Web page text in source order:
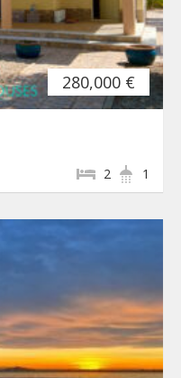
280,000 €
1
2